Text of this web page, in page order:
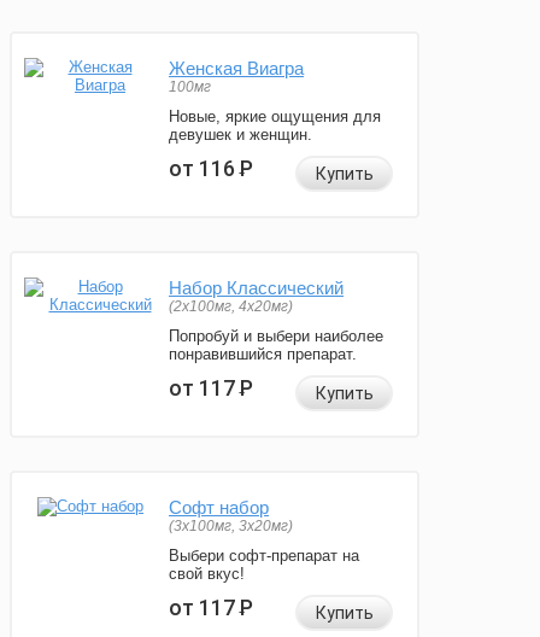
Женская Виагра
100мг
Новые, яркие ощущения для
девушек и женщин.
от 116Р Купить
Набор Классический
(2x100мг, 4x20мг)
Попробуй и выбери наиболее
понравившийся препарат.
от 117Р Купить
Софт набор
(3x100мг, 3x20мг)
Выбери софт-препарат на
свой вкус!
от 117Р Купить